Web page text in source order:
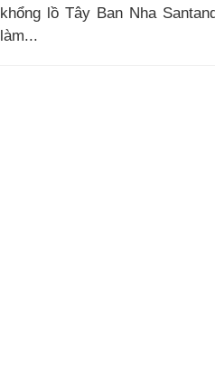
khổng lồ Tây Ban Nha
làm...